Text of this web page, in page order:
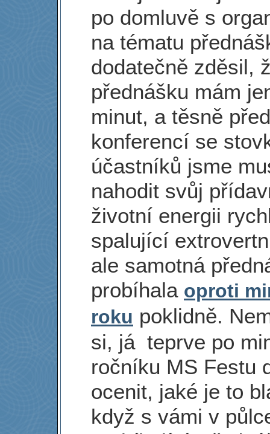
po domluvě s
na tématu
dodatečně zděsil,
přednášku mám
minut, a těsně před
konferencí se
účastníků jsme
nahodit svůj
životní energii
spalující
ale samotná
probíhala oproti
roku poklidně.
si, já teprve po
ročníku MS Festu
ocenit, jaké je to
když s vámi v